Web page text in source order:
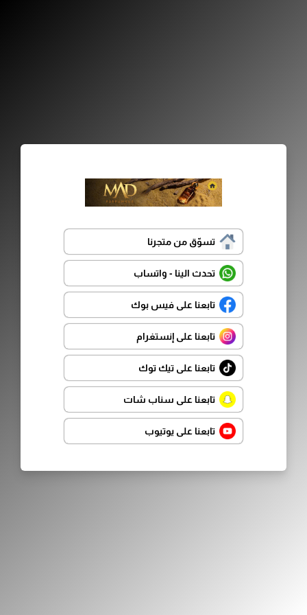
تسوّق من متجرنا
تحدث الينا - واتساب
تابعنا على فيس بوك
تابعنا على إنستغرام
تابعنا على تيك توك
تابعنا على سناب شات
تابعنا على يوتيوب